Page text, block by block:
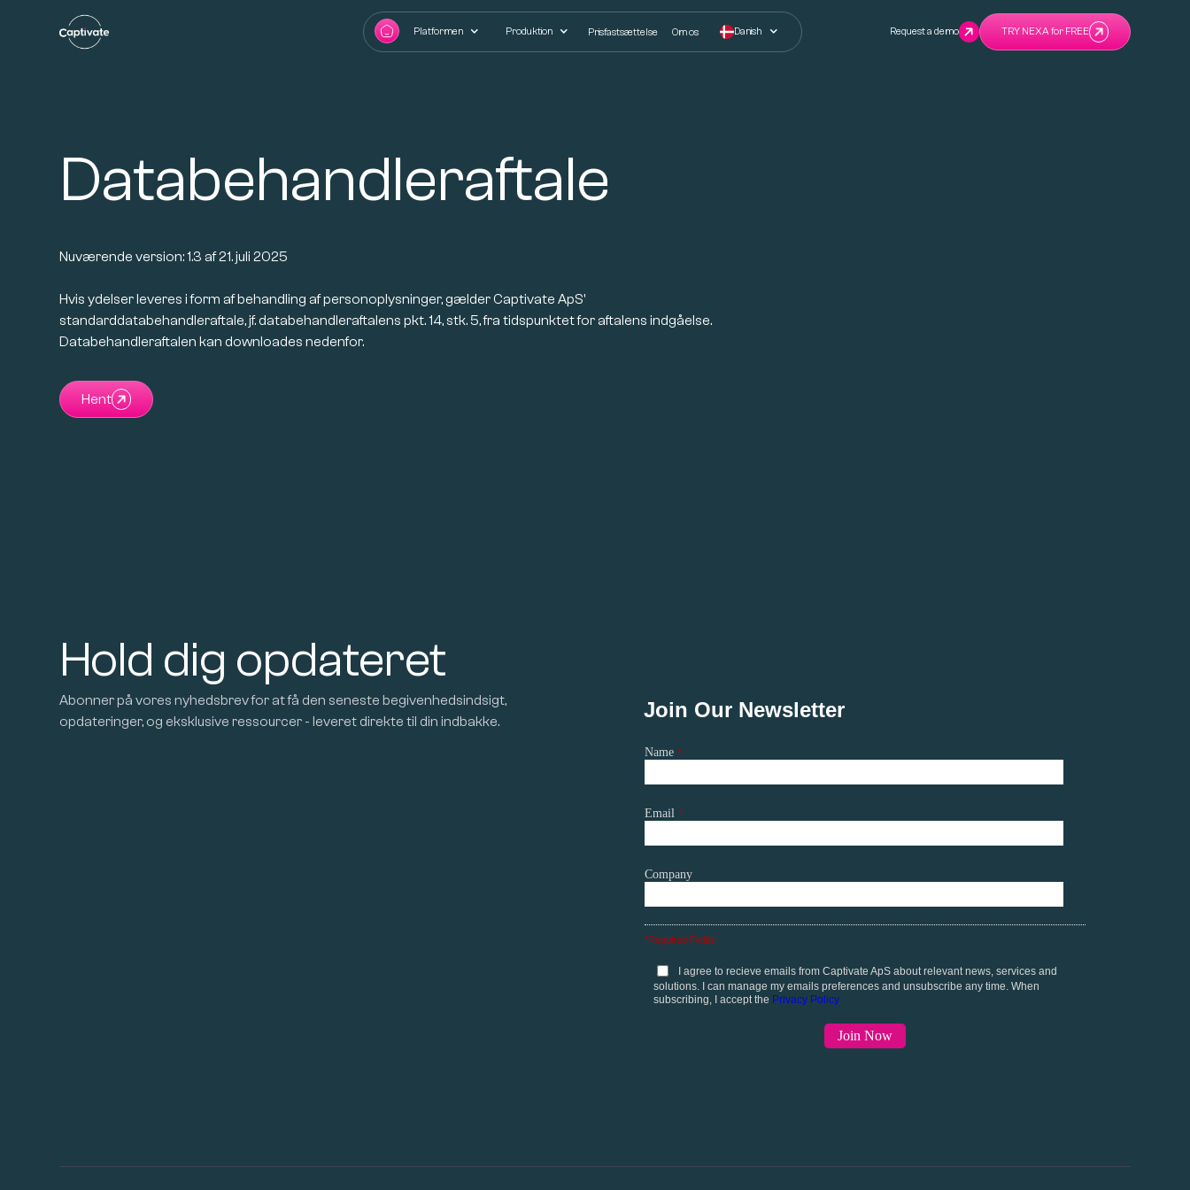
Platformen Produktion Prisfastsættelse Om os Danish Request a demo TRY NEXA for FREE
Databehandleraftale
Nuværende version: 1.3 af 21. juli 2025
Hvis ydelser leveres i form af behandling af personoplysninger, gælder Captivate ApS'
standarddatabehandleraftale, jf. databehandleraftalens pkt. 14, stk. 5, fra tidspunktet for aftalens indgåelse.
Databehandleraftalen kan downloades nedenfor.
Hent
Hold dig opdateret
Abonner på vores nyhedsbrev for at få den seneste begivenhedsindsigt,
opdateringer, og eksklusive ressourcer - leveret direkte til din indbakke.